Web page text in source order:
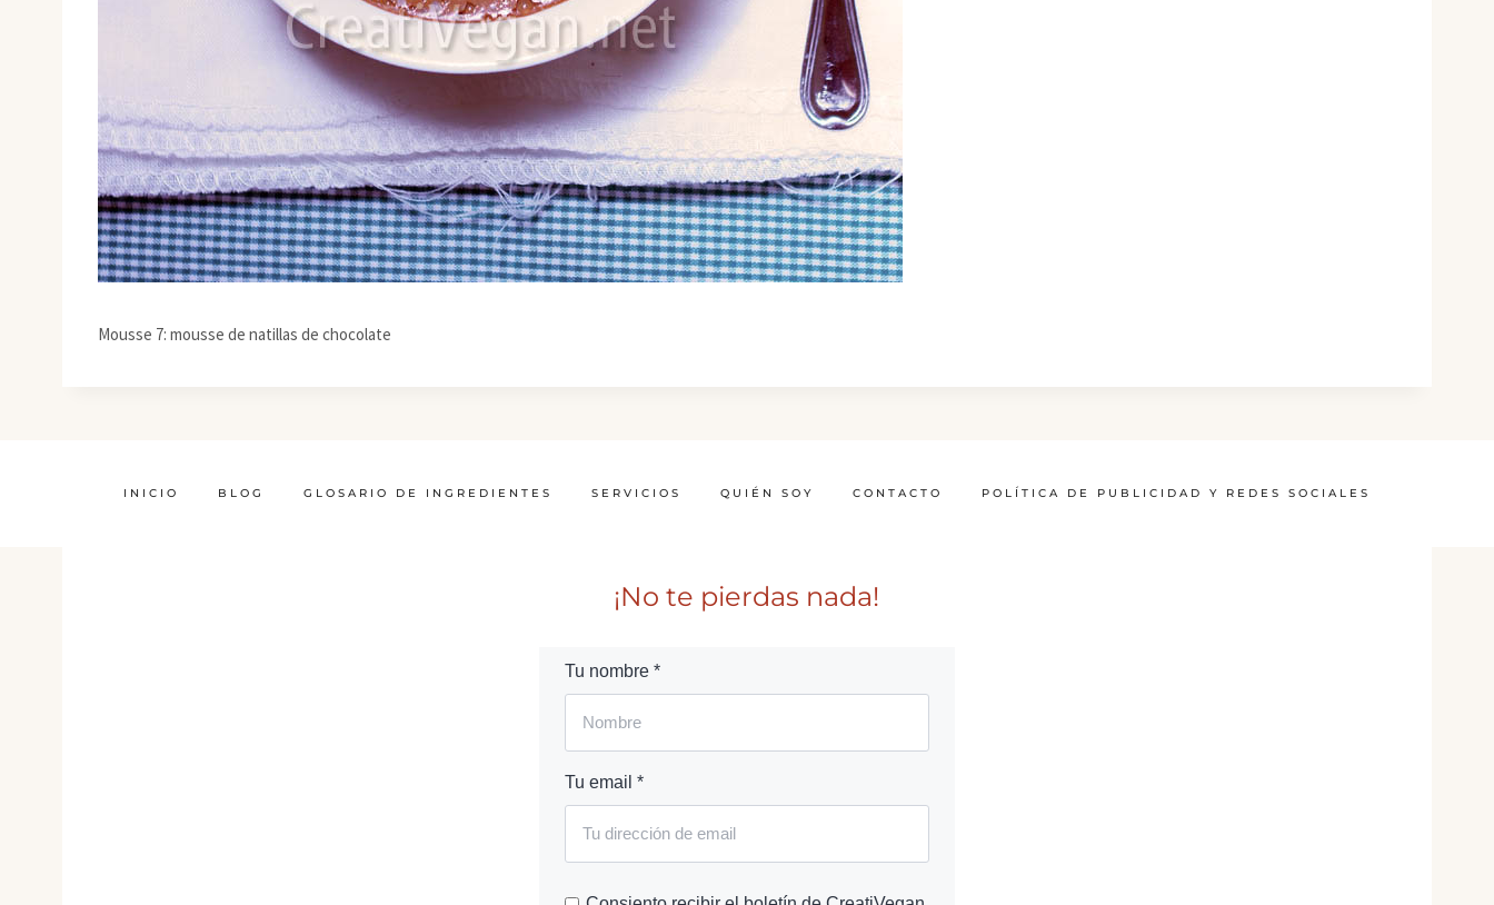
Mousse 7: mousse de natillas de chocolate
INICIO BLOG GLOSARIO DE INGREDIENTES SERVICIOS QUIÉN SOY CONTACTO POLÍTICA DE PUBLICIDAD Y REDES SOCIALES
¡No te pierdas nada!
Tu nombre *
Tu email *